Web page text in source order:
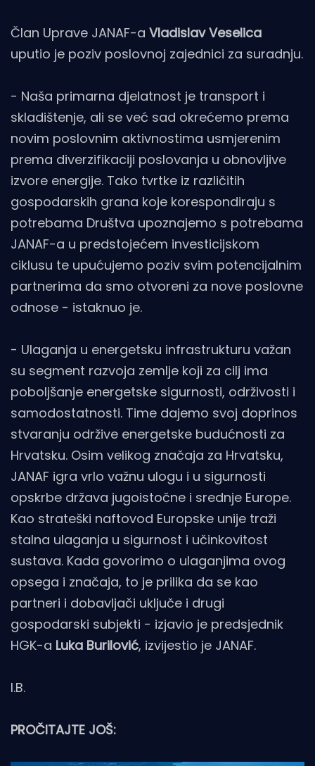
Član Uprave JANAF-a Vladislav Veselica
uputio je poziv poslovnoj zajednici za suradnju.
- Naša primarna djelatnost je transport i
skladištenje, ali se već sad okrećemo prema
novim poslovnim aktivnostima usmjerenim
prema diverzifikaciji poslovanja u obnovljive
izvore energije. Tako tvrtke iz različitih
gospodarskih grana koje korespondiraju s
potrebama Društva upoznajemo s potrebama
JANAF-a u predstojećem investicijskom
ciklusu te upućujemo poziv svim potencijalnim
partnerima da smo otvoreni za nove poslovne
odnose - istaknuo je.
- Ulaganja u energetsku infrastrukturu važan
su segment razvoja zemlje koji za cilj ima
poboljšanje energetske sigurnosti, održivosti i
samodostatnosti. Time dajemo svoj doprinos
stvaranju održive energetske budućnosti za
Hrvatsku. Osim velikog značaja za Hrvatsku,
JANAF igra vrlo važnu ulogu i u sigurnosti
opskrbe država jugoistočne i srednje Europe.
Kao strateški naftovod Europske unije traži
stalna ulaganja u sigurnost i učinkovitost
sustava. Kada govorimo o ulaganjima ovog
opsega i značaja, to je prilika da se kao
partneri i dobavljači uključe i drugi
gospodarski subjekti - izjavio je predsjednik
HGK-a Luka Burilović, izvijestio je JANAF.
I.B.
PROČITAJTE JOŠ: